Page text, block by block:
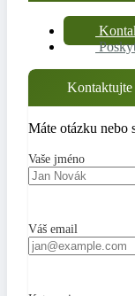
Kontaktujte
Máte otázku nebo
Vaše jméno
Váš email